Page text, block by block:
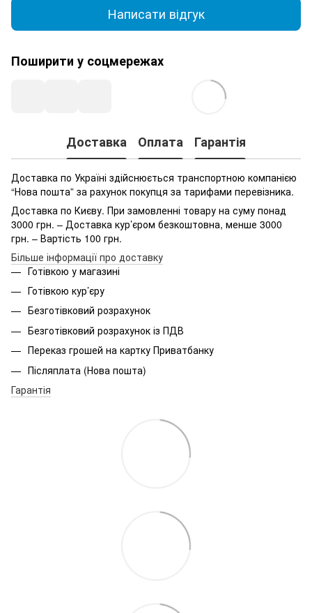
Написати відгук
Поширити у соцмережах
Доставка Оплата Гарантія
Доставка по Україні здійснюється транспортною компанією
“Нова пошта” за рахунок покупця за тарифами перевізника.
Доставка по Києву. При замовленні товару на суму понад
3000 грн. – Доставка кур’єром безкоштовна, менше 3000
грн. – Вартість 100 грн.
Більше інформації про доставку
Готівкою у магазині
Готівкою кур’єру
Безготівковий розрахунок
Безготівковий розрахунок із ПДВ
Переказ грошей на картку Приватбанку
Післяплата (Нова пошта)
Гарантія